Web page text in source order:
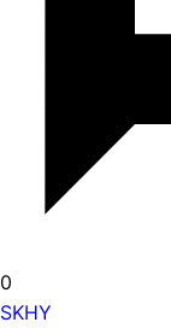
0
SKHY